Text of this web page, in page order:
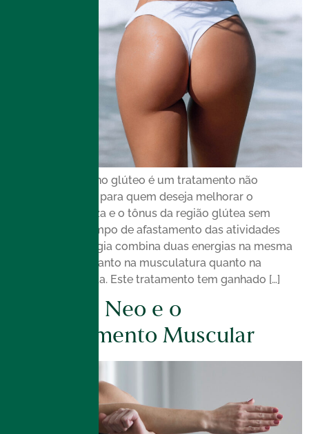
O Emsculpt Neo no glúteo é um tratamento não
invasivo indicado para quem deseja melhorar o
contorno, a firmeza e o tônus da região glútea sem
cirurgia e sem tempo de afastamento das atividades
diárias. A tecnologia combina duas energias na mesma
sessão, atuando tanto na musculatura quanto na
gordura localizada. Este tratamento tem ganhado […]
EmSculpt Neo e o
Fortalecimento Muscular